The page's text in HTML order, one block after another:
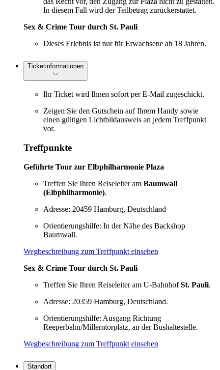
In diesem Fall wird der Teilbetrag zurückerstattet.
Sex & Crime Tour durch St. Pauli
Dieses Erlebnis ist nur für Erwachsene ab 18 Jahren.
Ticketinformationen
Ihr Ticket wird Ihnen sofort per E-Mail zugeschickt.
Zeigen Sie den Gutschein auf Ihrem Handy sowie
einen gültigen Lichtbildausweis an jedem Treffpunkt
vor.
Treffpunkte
Geführte Tour zur Elbphilharmonie Plaza
Treffen Sie Ihren Reiseleiter am Baumwall
(Elbphilharmonie).
Adresse: 20459 Hamburg, Deutschland
Orientierungshilfe: In der Nähe des Backshop
Baumwall.
Wegbeschreibung zum Treffpunkt einsehen
Sex & Crime Tour durch St. Pauli
Treffen Sie Ihren Reiseleiter am U-BahnhofSt. Pauli.
Adresse: 20359 Hamburg, Deutschland.
Orientierungshilfe: Ausgang Richtung
Reeperbahn/Millerntorplatz, an der Bushaltestelle.
Wegbeschreibung zum Treffpunkt einsehen
Standort